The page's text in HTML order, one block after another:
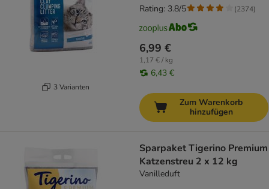
3 Varianten
6,99 €
1,17 € / kg
6,43 €
Rating: 3.8/5 (2374)
Zum Warenkorb
hinzufügen
Sparpaket Tigerino Premium
Katzenstreu 2 x 12 kg
Vanilleduft